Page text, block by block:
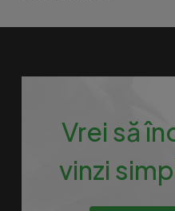
Vrei să
vinzi